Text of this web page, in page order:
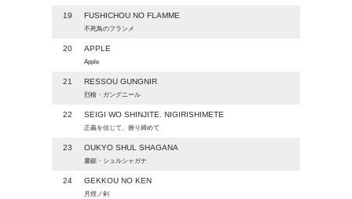
19 FUSHICHOU NO FLAMME
不死鳥のフランメ
20 APPLE
Apple
21 RESSOU GUNGNIR
烈槍・ガングニール
22 SEIGI WO SHINJITE. NIGIRISHIMETE
正義を信じて、握り締めて
23 OUKYO SHUL SHAGANA
鏖鋸・シュルシャガナ
24 GEKKOU NO KEN
月煌ノ剣